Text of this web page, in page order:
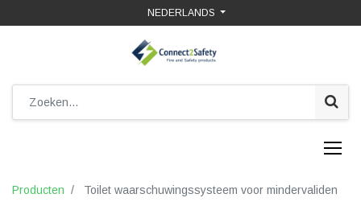
NEDERLANDS
Producten Toilet waarschuwingssysteem voor mindervaliden